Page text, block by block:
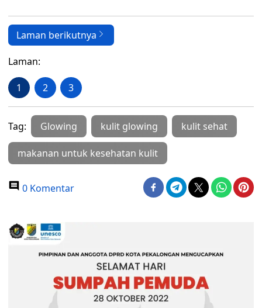
Laman berikutnya
Laman:
1 2 3
Tag: Glowing kulit glowing kulit sehat
makanan untuk kesehatan kulit
0 Komentar